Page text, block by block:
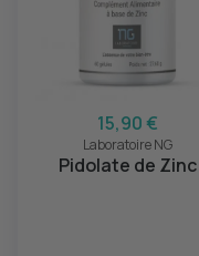
15,90 €
Laboratoire NG
Pidolate de Zinc